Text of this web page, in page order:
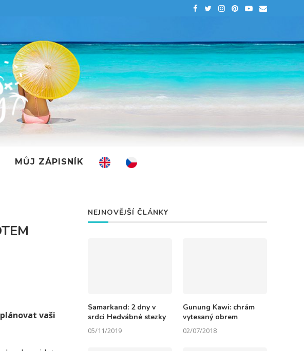
MŮJ ZÁPISNÍK
vaši
NEJNOVĚJŠÍ ČLÁNKY
Samarkand: 2 dny v
srdci Hedvábné stezky
05/11/2019
Gunung Kawi: chrám
vytesaný obrem
02/07/2018